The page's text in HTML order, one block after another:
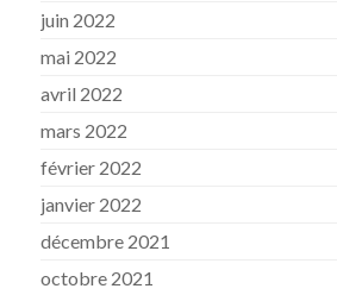
juin 2022
mai 2022
avril 2022
mars 2022
février 2022
janvier 2022
décembre 2021
octobre 2021